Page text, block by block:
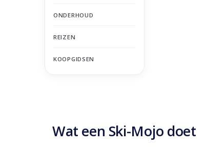
ONDERHOUD
REIZEN
KOOPGIDSEN
Wat een Ski-Mojo doet